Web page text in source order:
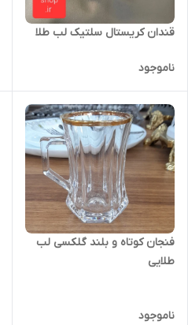
قندان کریستال سلتیک لب طلا
ناموجود
فنجان کوتاه و بلند گلکسی لب
طلایی
ناموجود